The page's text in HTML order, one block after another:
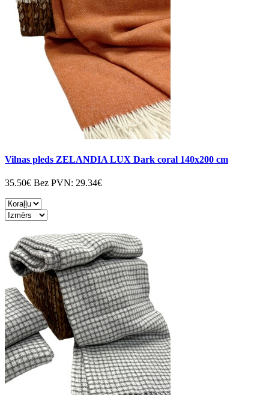
Vilnas pleds ZELANDIA LUX Dark coral 140x200 cm
35.50€ Bez PVN: 29.34€